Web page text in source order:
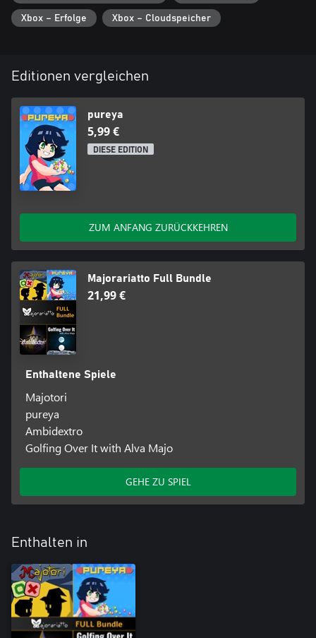
Xbox – Erfolge Xbox – Cloudspeicher
Editionen vergleichen
pureya
5,99 €
DIESE EDITION
ZUM ANFANG ZURÜCKKEHREN
Majorariatto Full Bundle
21,99 €
Enthaltene Spiele
Majotori
pureya
Ambidextro
Golfing Over It with Alva Majo
GEHE ZU SPIEL
Enthalten in